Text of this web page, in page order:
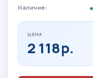
Наличие:
ЦЕНА
2 118р.